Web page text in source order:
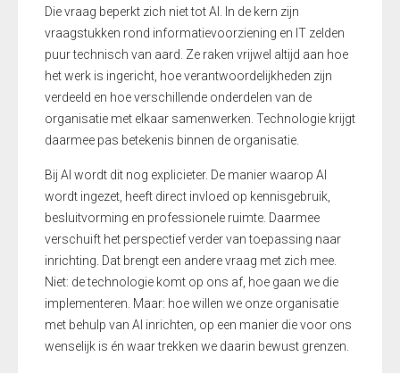
Die vraag beperkt zich niet tot AI. In de kern zijn
vraagstukken rond informatievoorziening en IT zelden
puur technisch van aard. Ze raken vrijwel altijd aan hoe
het werk is ingericht, hoe verantwoordelijkheden zijn
verdeeld en hoe verschillende onderdelen van de
organisatie met elkaar samenwerken. Technologie krijgt
daarmee pas betekenis binnen de organisatie.
Bij AI wordt dit nog explicieter. De manier waarop AI
wordt ingezet, heeft direct invloed op kennisgebruik,
besluitvorming en professionele ruimte. Daarmee
verschuift het perspectief verder van toepassing naar
inrichting. Dat brengt een andere vraag met zich mee.
Niet: de technologie komt op ons af, hoe gaan we die
implementeren. Maar: hoe willen we onze organisatie
met behulp van AI inrichten, op een manier die voor ons
wenselijk is én waar trekken we daarin bewust grenzen.